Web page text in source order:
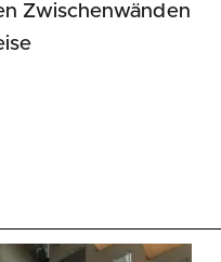
Zwischenwänden